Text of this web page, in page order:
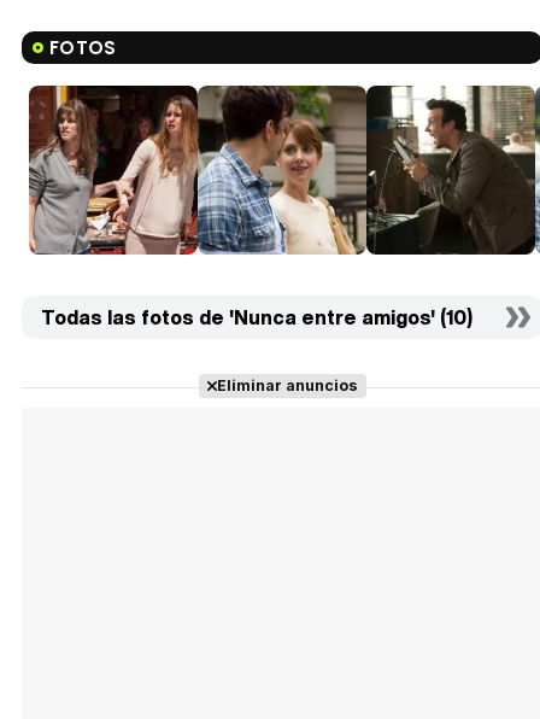
FOTOS
Todas las fotos de 'Nunca entre amigos' (10)
Eliminar anuncios